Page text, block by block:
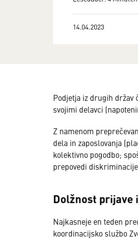
14.04.2023
Podjetja iz drugih držav
svojimi delavci
Z namenom
dela in zaposlovanja
kolektivno pogodbo;
prepovedi
Dolžnost
Najkasneje en teden
koordinacijsko službo